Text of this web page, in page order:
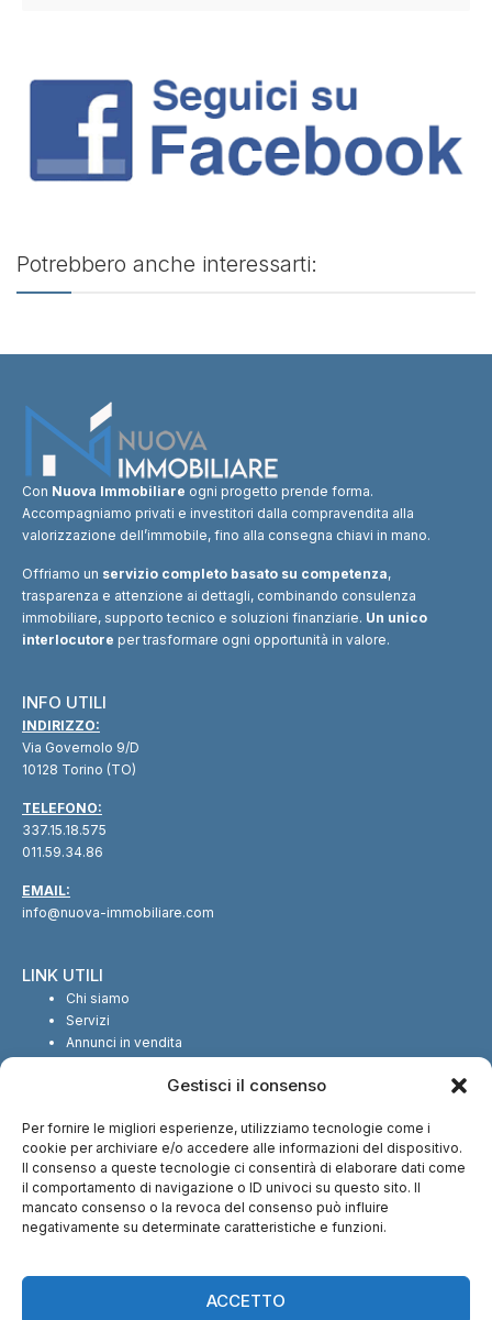
Gestisci il consenso
Per fornire le migliori esperienze, utilizziamo tecnologie come i
cookie per archiviare e/o accedere alle informazioni del dispositivo.
Il consenso a queste tecnologie ci consentirà di elaborare dati come
il comportamento di navigazione o ID univoci su questo sito. Il
mancato consenso o la revoca del consenso può influire
negativamente su determinate caratteristiche e funzioni.
ACCETTO
Potrebbero anche interessarti:
Con Nuova Immobiliare ogni progetto prende forma.
Accompagniamo privati e investitori dalla compravendita alla
valorizzazione dell’immobile, fino alla consegna chiavi in mano.
Offriamo un servizio completo basato su competenza,
trasparenza e attenzione ai dettagli, combinando consulenza
immobiliare, supporto tecnico e soluzioni finanziarie. Un unico
interlocutore per trasformare ogni opportunità in valore.
INFO UTILI
INDIRIZZO:
Via Governolo 9/D
10128 Torino (TO)
TELEFONO:
337.15.18.575
011.59.34.86
EMAIL:
info@nuova-immobiliare.com
LINK UTILI
Chi siamo
Servizi
Annunci in vendita
SEGUICI SUI SOCIAL
CI TROVI ANCHE SU: